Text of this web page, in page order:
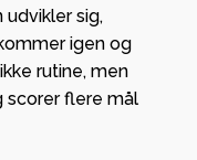
udvikler sig,
igen og
rutine, men
scorer flere mål